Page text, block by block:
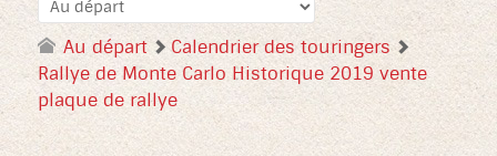
Au départ
Calendrier des touringers
Rallye de Monte Carlo Historique 2019 vente
plaque de rallye